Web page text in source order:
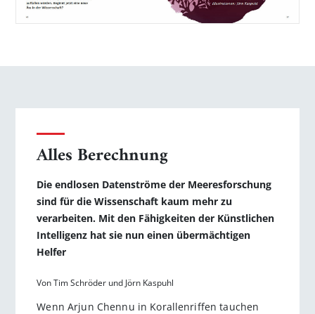
Alles Berechnung
Die endlosen Datenströme der Meeresforschung
sind für die ­Wissenschaft kaum mehr zu
verarbeiten. Mit den Fähigkeiten der Künstlichen
Intelligenz hat sie nun einen übermächtigen
Helfer
Von Tim Schröder und Jörn Kaspuhl
Wenn Arjun Chennu in Korallenriffen tauchen